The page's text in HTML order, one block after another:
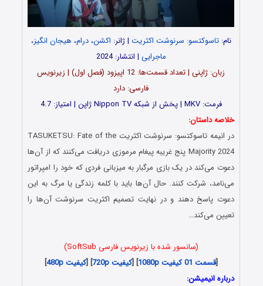
نام:تاسوکتسو: سرنوشت اکثریت | ژانر: اکشن،درام، هیجان انگیز،
ماجرایی | انتشار: 2024
زبان: ژاپنی | تعداد قسمت‌‌ها: 12 اپیزود (فصل اول) | زیرنویس
فارسی: دارد
فرمت: MKV | پخش از شبکه Nippon TV ژاپن | امتیاز: 4.7
خلاصه داستان:
در انیمه تاسوکتسو: سرنوشت اکثریت TASUKETSU: Fate of the
Majority 2024 پنج غریبه پیغام مرموزی دریافت می‌کنند که از آن‌ها
دعوت می‌کند در یک بازی مرگبار به میزبانی فردی که خود را امپراتور
می‌نامد، شرکت کنند. حال آن‌ها باید با کلمه زندگی یا مرگ به این
دعوت پاسخ دهند و در نهایت تصمیم اکثریت سرنوشت آن‌ها را
تعیین می‌کند…
(سانسور شده با زیرنویس فارسی SoftSub)
[قسمت 01 کیفیت 1080p ] [کیفیت 720p ] [کیفیت 480p
]
درباره انیمیشن: